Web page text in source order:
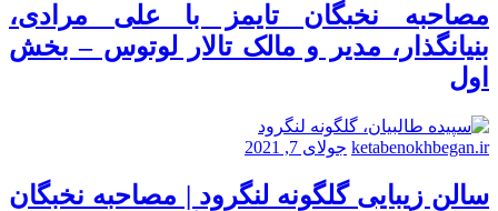
مصاحبه نخبگان تایمز با علی مرادی،
بنیانگذار، مدیر و مالک تالار لوتوس – بخش
اول
ketabenokhbegan.ir جولای 7, 2021
سالن زیبایی گلگونه لنگرود | مصاحبه نخبگان